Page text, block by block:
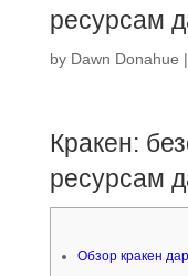
ресурсам
by Dawn Donahue |
Кракен:
ресурсам
Обзор кракен